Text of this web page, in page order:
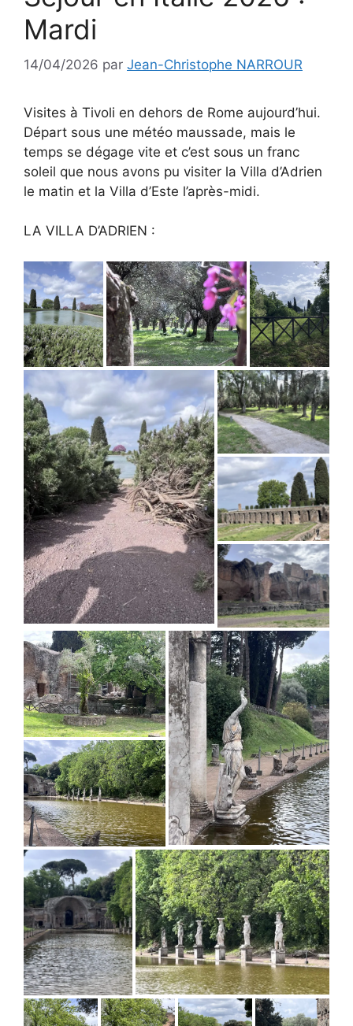
Mardi
14/04/2026 par Jean-Christophe NARROUR
Visites à Tivoli en dehors de Rome aujourd’hui.
Départ sous une météo maussade, mais le
temps se dégage vite et c’est sous un franc
soleil que nous avons pu visiter la Villa d’Adrien
le matin et la Villa d’Este l’après-midi.
LA VILLA D’ADRIEN :